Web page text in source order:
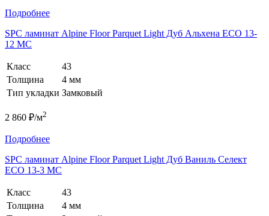
Подробнее
SPC ламинат Alpine Floor Parquet Light Дуб Альхена ЕСО 13-
12 MC
Класс
43
Толщина
4 мм
Тип укладки Замковый
2 860 ₽/м2
Подробнее
SPC ламинат Alpine Floor Parquet Light Дуб Ваниль Селект
ЕСО 13-3 MC
Класс
43
Толщина
4 мм